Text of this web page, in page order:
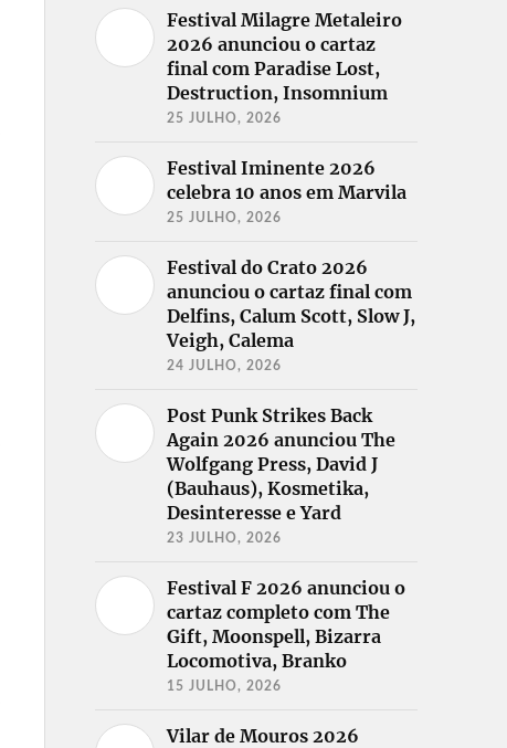
Festival Milagre Metaleiro
2026 anunciou o cartaz
final com Paradise Lost,
Destruction, Insomnium
25 JULHO, 2026
Festival Iminente 2026
celebra 10 anos em Marvila
25 JULHO, 2026
Festival do Crato 2026
anunciou o cartaz final com
Delfins, Calum Scott, Slow J,
Veigh, Calema
24 JULHO, 2026
Post Punk Strikes Back
Again 2026 anunciou The
Wolfgang Press, David J
(Bauhaus), Kosmetika,
Desinteresse e Yard
23 JULHO, 2026
Festival F 2026 anunciou o
cartaz completo com The
Gift, Moonspell, Bizarra
Locomotiva, Branko
15 JULHO, 2026
Vilar de Mouros 2026